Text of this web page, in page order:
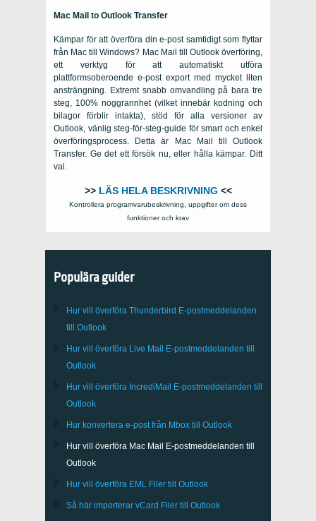
Mac Mail to Outlook Transfer
Kämpar för att överföra din e-post samtidigt som flyttar
från Mac till Windows? Mac Mail till Outlook överföring,
ett verktyg för att automatiskt utföra
plattformsoberoende e-post export med mycket liten
ansträngning. Extremt snabb omvandling på bara tre
steg, 100% noggrannhet (vilket innebär kodning och
bilagor förblir intakta), stöd för alla versioner av
Outlook, vänlig steg-för-steg-guide för smart och enkel
överföringsprocess. Detta är Mac Mail till Outlook
Transfer. Ge det ett försök nu, eller hålla kämpar. Ditt
val.
>> LÄS HELA BESKRIVNING <<
Kontrollera programvarubeskrivning, uppgifter om dess
funktioner och krav
Populära guider
Hur vill överföra Thunderbird E-postmeddelanden
till Outlook
Hur vill överföra Live Mail
E-postmeddelanden till
Outlook
Hur vill överföra IncrediMail
E-postmeddelanden till
Outlook
Hur konvertera e-post från Mbox till Outlook
Hur vill överföra Mac Mail
E-postmeddelanden till
Outlook
Hur vill överföra EML Filer till Outlook
Så här importerar vCard Filer till Outlook